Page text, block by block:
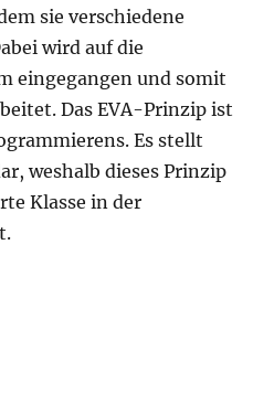
sie verschiedene
wird auf die
eingegangen und somit
Das EVA-Prinzip ist
Es stellt
weshalb dieses Prinzip
Klasse in der